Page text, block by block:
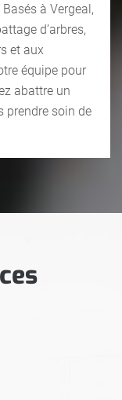
à Vergeal,
d’arbres,
et aux
équipe pour
abattre un
prendre soin de